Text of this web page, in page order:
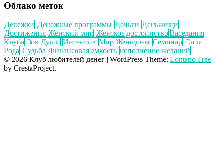
Облако меток
Денежки Денежные программы Деньги Деньжищи
Достижения Женский мир Женское достоинство Заседания
Клуба Зов Души Интенсив Мир Женщины Семинар Сила
Рода Судьба Финансовая емкость исполнение желаний
© 2026 Клуб любителей денег | WordPress Theme: Lontano Free
by CrestaProject.